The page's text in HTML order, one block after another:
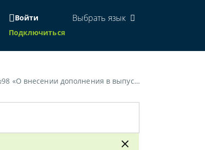
Войти
Подключиться
Выбрать язык
справочника работ и профессий рабочих»